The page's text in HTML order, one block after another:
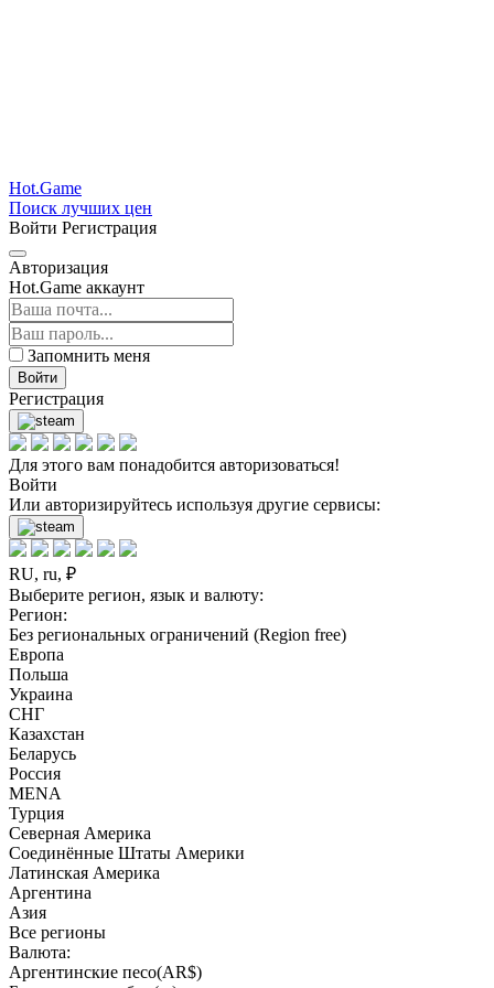
Hot.Game
Поиск лучших цен
Войти Регистрация
Авторизация
Hot.Game аккаунт
Запомнить меня
Войти
Регистрация
Для этого вам понадобится авторизоваться!
Войти
Или авторизируйтесь используя другие сервисы:
RU, ru, ₽
Выберите регион, язык и валюту:
Регион:
Без региональных ограничений (Region free)
Европа
Польша
Украина
СНГ
Казахстан
Беларусь
Россия
MENA
Турция
Северная Америка
Соединённые Штаты Америки
Латинская Америка
Аргентина
Азия
Все регионы
Валюта:
Аргентинские песо(AR$)